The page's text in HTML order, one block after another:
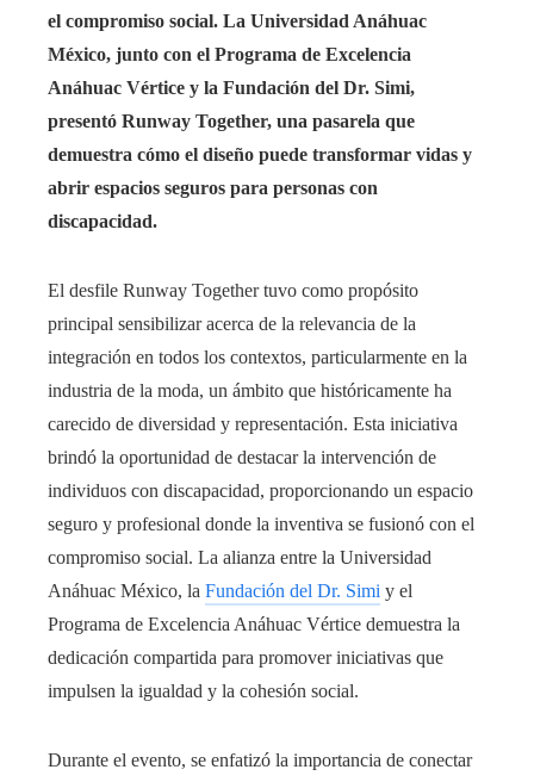
el compromiso social. La Universidad Anáhuac
México, junto con el Programa de Excelencia
Anáhuac Vértice y la Fundación del Dr. Simi,
presentó Runway Together, una pasarela que
demuestra cómo el diseño puede transformar vidas y
abrir espacios seguros para personas con
discapacidad.
El desfile Runway Together tuvo como propósito
principal sensibilizar acerca de la relevancia de la
integración en todos los contextos, particularmente en la
industria de la moda, un ámbito que históricamente ha
carecido de diversidad y representación. Esta iniciativa
brindó la oportunidad de destacar la intervención de
individuos con discapacidad, proporcionando un espacio
seguro y profesional donde la inventiva se fusionó con el
compromiso social. La alianza entre la Universidad
Anáhuac México, la Fundación del Dr. Simi y el
Programa de Excelencia Anáhuac Vértice demuestra la
dedicación compartida para promover iniciativas que
impulsen la igualdad y la cohesión social.
Durante el evento, se enfatizó la importancia de conectar